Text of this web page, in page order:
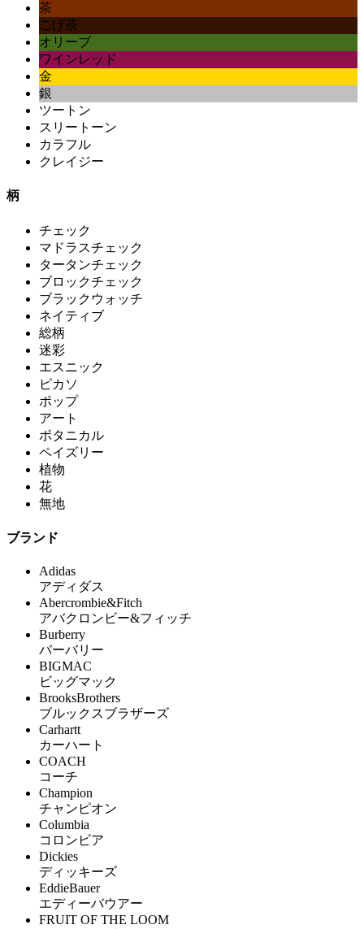
茶
こげ茶
オリーブ
ワインレッド
金
銀
ツートン
スリートーン
カラフル
クレイジー
柄
チェック
マドラスチェック
タータンチェック
ブロックチェック
ブラックウォッチ
ネイティブ
総柄
迷彩
エスニック
ピカソ
ポップ
アート
ボタニカル
ペイズリー
植物
花
無地
ブランド
Adidas
アディダス
Abercrombie&Fitch
アバクロンビー&フィッチ
Burberry
バーバリー
BIGMAC
ビッグマック
BrooksBrothers
ブルックスブラザーズ
Carhartt
カーハート
COACH
コーチ
Champion
チャンピオン
Columbia
コロンビア
Dickies
ディッキーズ
EddieBauer
エディーバウアー
FRUIT OF THE LOOM